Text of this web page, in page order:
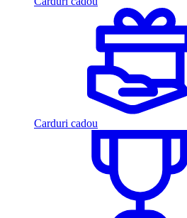
Carduri cadou